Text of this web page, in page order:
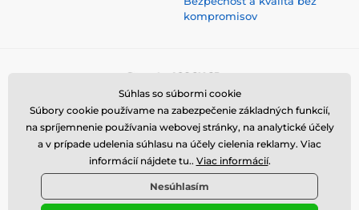
kompromisov
Súhlas so súbormi cookie
Súbory cookie používame na zabezpečenie základných funkcií,
na spríjemnenie používania webovej stránky, na analytické účely
a v prípade udelenia súhlasu na účely cielenia reklamy. Viac
informácií nájdete tu.. Viac informácií.
Nesúhlasím